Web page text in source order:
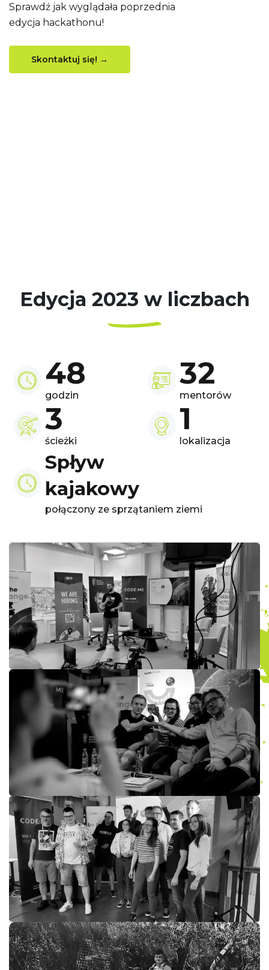
Sprawdź jak wyglądała poprzednia
edycja hackathonu!
Skontaktuj się! →
Edycja 2023 w liczbach
48
godzin
32
mentorów
3
ścieżki
1
lokalizacja
Spływ
kajakowy
połączony ze sprzątaniem ziemi